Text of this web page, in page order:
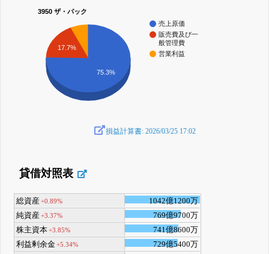
3950 ザ・パック
売上原価
販売費及び一
般管理費
営業利益
17.7%
75.3%
損益計算書: 2026/03/25 17:02
貸借対照表
総資産+0.89%
1042億1200万
純資産+3.37%
769億9700万
株主資本+3.85%
741億8600万
利益剰余金+5.34% 729億5400万